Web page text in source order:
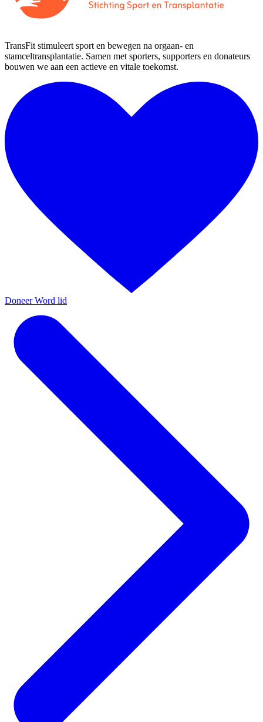
TransFit stimuleert sport en bewegen na orgaan- en
stamceltransplantatie. Samen met sporters, supporters en donateurs
bouwen we aan een actieve en vitale toekomst.
DoneerWord lid